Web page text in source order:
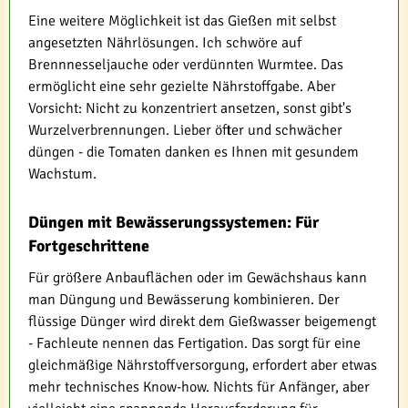
Eine weitere Möglichkeit ist das Gießen mit selbst
angesetzten Nährlösungen. Ich schwöre auf
Brennnesseljauche oder verdünnten Wurmtee. Das
ermöglicht eine sehr gezielte Nährstoffgabe. Aber
Vorsicht: Nicht zu konzentriert ansetzen, sonst gibt's
Wurzelverbrennungen. Lieber öfter und schwächer
düngen - die Tomaten danken es Ihnen mit gesundem
Wachstum.
Düngen mit Bewässerungssystemen: Für
Fortgeschrittene
Für größere Anbauflächen oder im Gewächshaus kann
man Düngung und Bewässerung kombinieren. Der
flüssige Dünger wird direkt dem Gießwasser beigemengt
- Fachleute nennen das Fertigation. Das sorgt für eine
gleichmäßige Nährstoffversorgung, erfordert aber etwas
mehr technisches Know-how. Nichts für Anfänger, aber